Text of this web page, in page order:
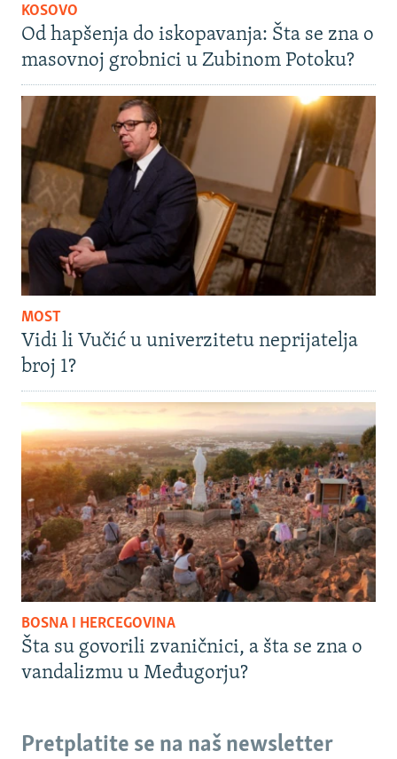
KOSOVO
Od hapšenja do iskopavanja: Šta se zna o
masovnoj grobnici u Zubinom Potoku?
MOST
Vidi li Vučić u univerzitetu neprijatelja
broj 1?
BOSNA I HERCEGOVINA
Šta su govorili zvaničnici, a šta se zna o
vandalizmu u Međugorju?
Pretplatite se na naš newsletter